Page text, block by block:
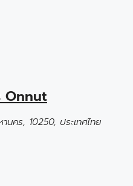
Onnut
คร, 10250, ประเทศไทย